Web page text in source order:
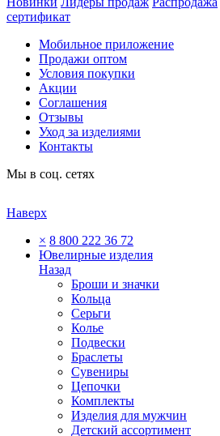
сертификат
Мобильное приложение
Продажи оптом
Условия покупки
Акции
Соглашения
Отзывы
Уход за изделиями
Контакты
Мы в соц. сетях
Наверх
× 8 800 222 36 72
Ювелирные изделия
Назад
Броши и значки
Кольца
Серьги
Колье
Подвески
Браслеты
Сувениры
Цепочки
Комплекты
Изделия для мужчин
Детский ассортимент